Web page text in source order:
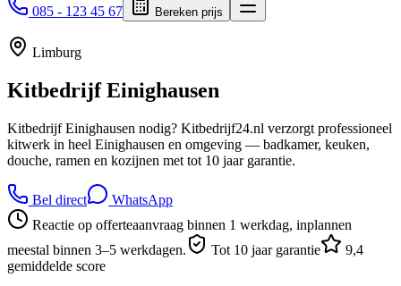
085 - 123 45 67
Bereken prijs
Limburg
KitbedrijfEinighausen
Kitbedrijf Einighausen nodig? Kitbedrijf24.nl verzorgt professioneel
kitwerk in heel Einighausen en omgeving — badkamer, keuken,
douche, ramen en kozijnen met tot 10 jaar garantie.
Bel direct
WhatsApp
Reactie op offerteaanvraag binnen 1 werkdag, inplannen
meestal binnen 3–5 werkdagen.
Tot 10 jaar garantie
9,4
gemiddelde score